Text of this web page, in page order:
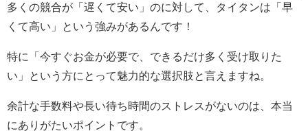
多くの競合が「遅くて安い」のに対して、タイタンは「早
くて高い」という強みがあるんです！
特に「今すぐお金が必要で、できるだけ多く受け取りた
い」という方にとって魅力的な選択肢と言えますね。
余計な手数料や長い待ち時間のストレスがないのは、本当
にありがたいポイントです。